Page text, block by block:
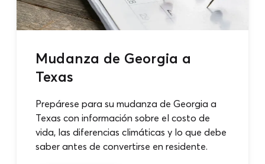
Mudanza de Georgia a
Texas
Prepárese para su mudanza de Georgia a
Texas con información sobre el costo de
vida, las diferencias climáticas y lo que debe
saber antes de convertirse en residente.